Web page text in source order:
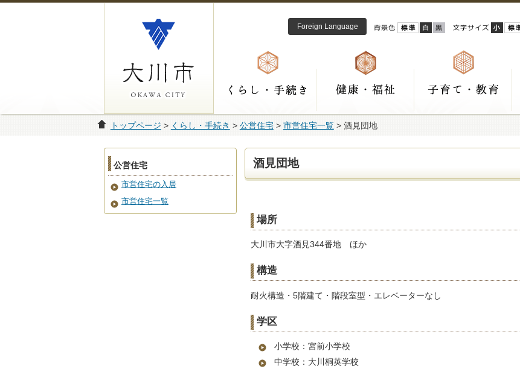
Foreign Language
トップページ > くらし・手続き > 公営住宅> 市営住宅一覧> 酒見団地
酒見団地
場所
大川市大字酒見344番地 ほか
構造
耐火構造・5階建て・階段室型・エレベーターなし
学区
小学校：宮前小学校
中学校：大川桐英学校
公営住宅
市営住宅の入居
市営住宅一覧